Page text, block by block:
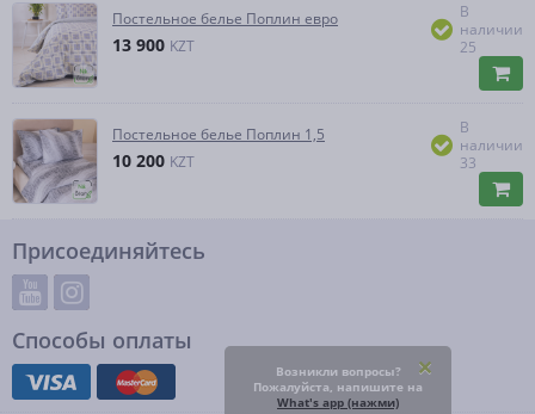
Постельное белье Поплин евро
13 900 KZT
В
наличии
25
Постельное белье Поплин 1,5
10 200 KZT
В
наличии
33
Присоединяйтесь
Способы оплаты
Возникли вопросы?
Пожалуйста, напишите на
What's app (нажми)